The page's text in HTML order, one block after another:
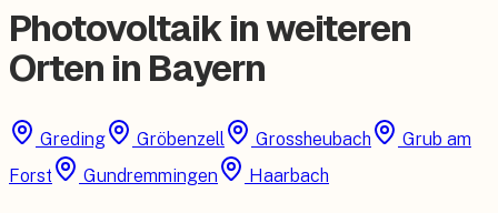
Photovoltaik in weiteren
Orten in Bayern
Greding Gröbenzell Grossheubach
Grub am
Forst
Gundremmingen Haarbach